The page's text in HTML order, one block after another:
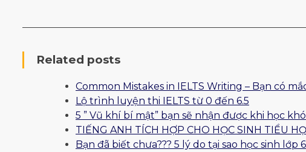
Related posts
Common Mistakes in IELTS Writing – Bạn có
Lộ trình luyện thi IELTS từ 0 đến 6.5
5 ” Vũ khí bí mật” bạn sẽ nhận được khi học
TIẾNG ANH TÍCH HỢP CHO HỌC SINH TIỂU
Bạn đã biết chưa??? 5 lý do tại sao học sinh